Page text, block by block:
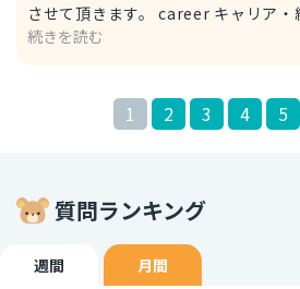
させて頂きます。 career キャリア・経歴 2. planning your
career キャリアの計画をする事 例文 We are here to
いうフレーズは、強調をする際に使用しま
続きを読む
1 2 3 4 5
質問ランキング
週間 月間